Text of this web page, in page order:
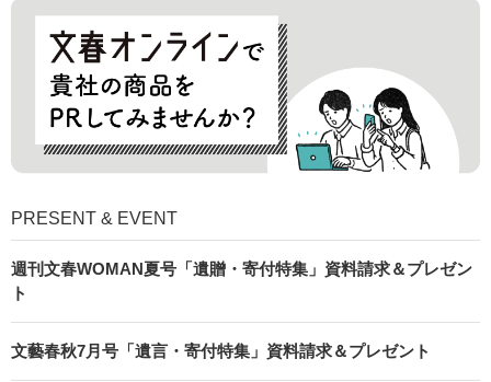
PRESENT & EVENT
週刊文春WOMAN夏号「遺贈・寄付特集」資料請求＆プレゼン
ト
文藝春秋7月号「遺言・寄付特集」資料請求＆プレゼント